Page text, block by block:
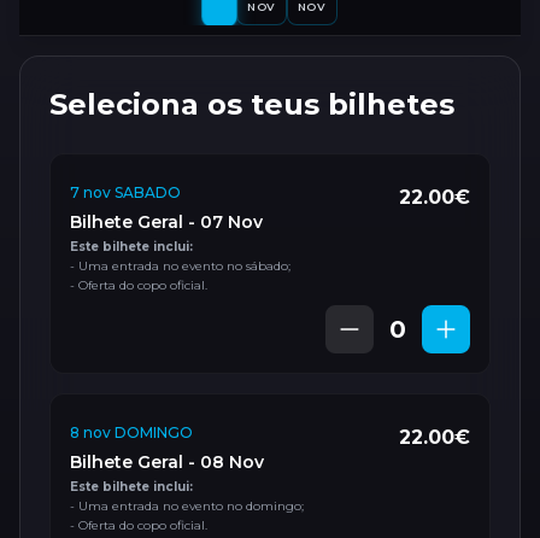
NOV NOV
Seleciona os teus bilhetes
7 nov SABADO 22.00€
Bilhete Geral - 07 Nov
Este bilhete inclui:
- Uma entrada no evento no sábado;
- Oferta do copo oficial.
0
8 nov DOMINGO 22.00€
Bilhete Geral - 08 Nov
Este bilhete inclui:
- Uma entrada no evento no domingo;
- Oferta do copo oficial.